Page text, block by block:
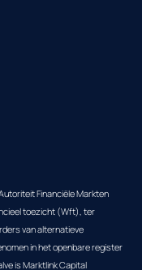
Financiële Markten
toezicht (Wft), ter
van alternatieve
in het openbare register
is Marktlink Capital